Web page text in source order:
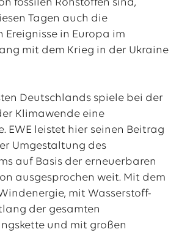
fossilen Rohstoffen sind,
Tagen auch die
Ereignisse in Europa im
mit dem Krieg in der Ukraine
Deutschlands spiele bei der
Klimawende eine
EWE leistet hier seinen Beitrag
Umgestaltung des
auf Basis der erneuerbaren
ausgesprochen weit. Mit dem
mit Wasserstoff-
der gesamten
und mit großen